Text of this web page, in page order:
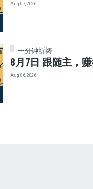
Aug 07, 2026
一分钟祈祷
8月7日 跟随主，
Aug 06, 2026